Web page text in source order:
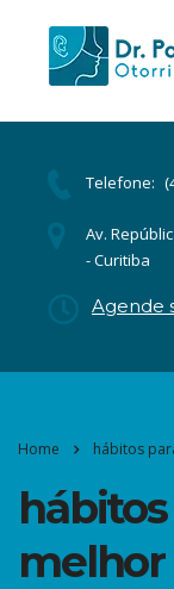
Telefone:
Av.
- Curitiba
Agende
Home hábitos
melhor